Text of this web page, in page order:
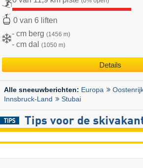
0 van 6 liften
- cm berg (1456 m)
- cm dal (1050 m)
Details
Alle sneeuwberichten: Europa
Innsbruck-Land
Stubai
Tips voor de